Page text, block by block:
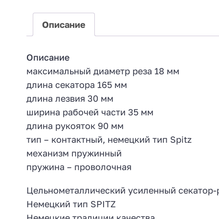
Описание
Описание
максимальный диаметр реза 18 мм
длина секатора 165 мм
длина лезвия 30 мм
ширина рабочей части 35 мм
длина рукояток 90 мм
тип – контактный, немецкий тип Spitz
механизм пружинный
пружина – проволочная
Цельнометаллический усиленный секатор-
Немецкий тип SPITZ